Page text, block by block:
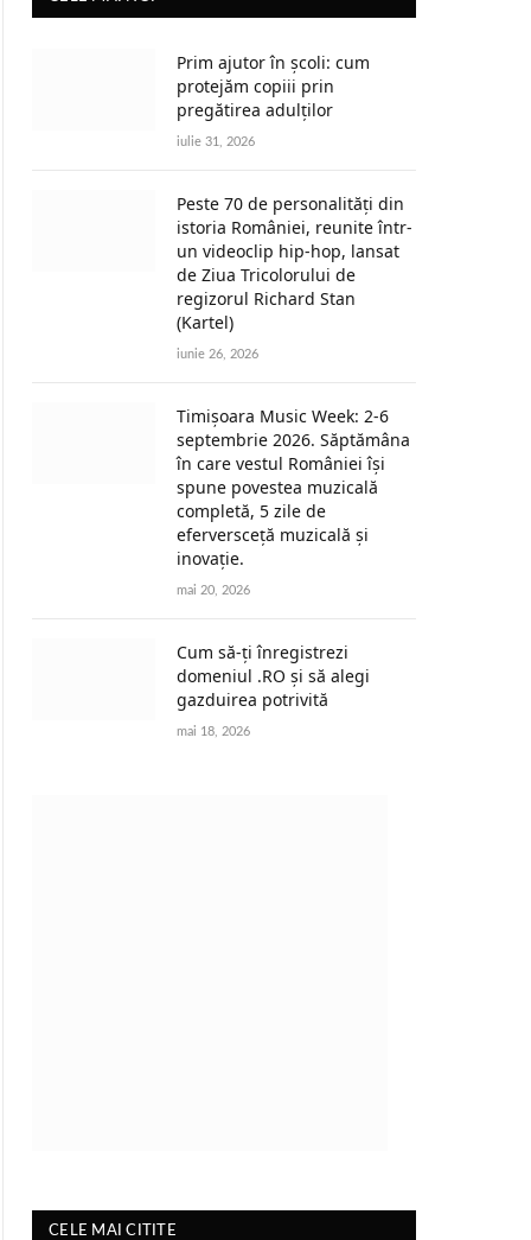
Prim ajutor în școli: cum
protejăm copiii prin
pregătirea adulților
iulie 31, 2026
Peste 70 de personalități din
istoria României, reunite într-
un videoclip hip-hop, lansat
de Ziua Tricolorului de
regizorul Richard Stan
(Kartel)
iunie 26, 2026
Timișoara Music Week: 2-6
septembrie 2026. Săptămâna
în care vestul României își
spune povestea muzicală
completă, 5 zile de
eferversceță muzicală și
inovație.
mai 20, 2026
Cum să-ți înregistrezi
domeniul .RO și să alegi
gazduirea potrivită
mai 18, 2026
CELE MAI CITITE